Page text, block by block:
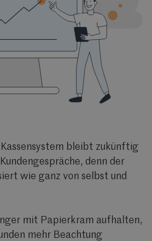
bleibt zukünftig
denn der
wie ganz von selbst und
mit Papierkram aufhalten,
mehr Beachtung